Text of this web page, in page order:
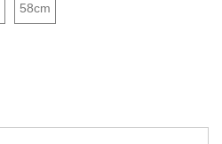
58cm